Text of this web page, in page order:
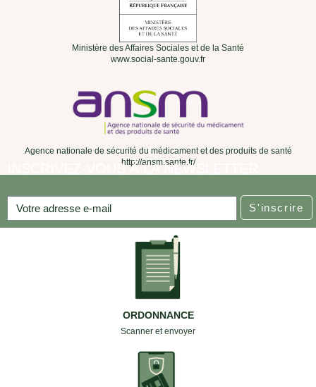
Ministère des Affaires Sociales et de la Santé
www.social-sante.gouv.fr
Agence nationale de sécurité du médicament et des produits de santé
http://ansm.sante.fr/
INSCRIVEZ-VOUS À LA NEWSLETTER
S'inscrire
ORDONNANCE
Scanner et envoyer